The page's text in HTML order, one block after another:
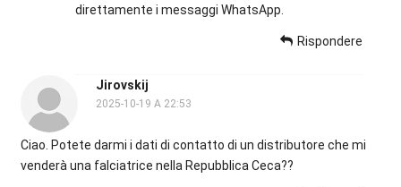
direttamente i messaggi WhatsApp.
Rispondere
Jirovskij
2025-10-19 A 22:53
Ciao. Potete darmi i dati di contatto di un distributore che mi
venderà una falciatrice nella Repubblica Ceca??